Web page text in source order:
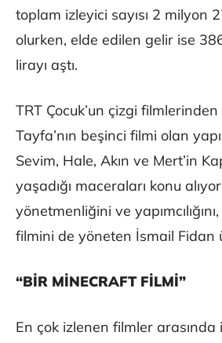
toplam izleyici sayısı 2 milyon
olurken, elde edilen gelir ise
lirayı aştı.
TRT Çocuk’un çizgi
Tayfa’nın beşinci filmi olan
Sevim, Hale, Akın ve Mert’in
yaşadığı maceraları konu
yönetmenliğini ve
filmini de yöneten İsmail Fidan
“BİR MİNECRAFT FİLMİ”
En çok izlenen filmler arasında